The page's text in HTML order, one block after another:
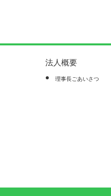
法人概要
理事長ごあいさつ